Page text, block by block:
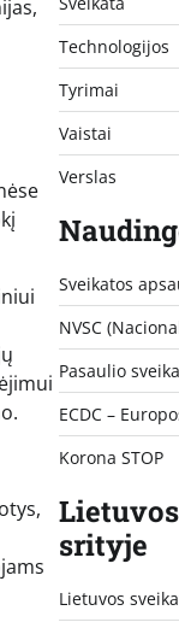
Technologijos
Tyrimai
Vaistai
Verslas
Sveikatos
NVSC
Pasaulio
ECDC –
Korona STOP
srityje
Lietuvos